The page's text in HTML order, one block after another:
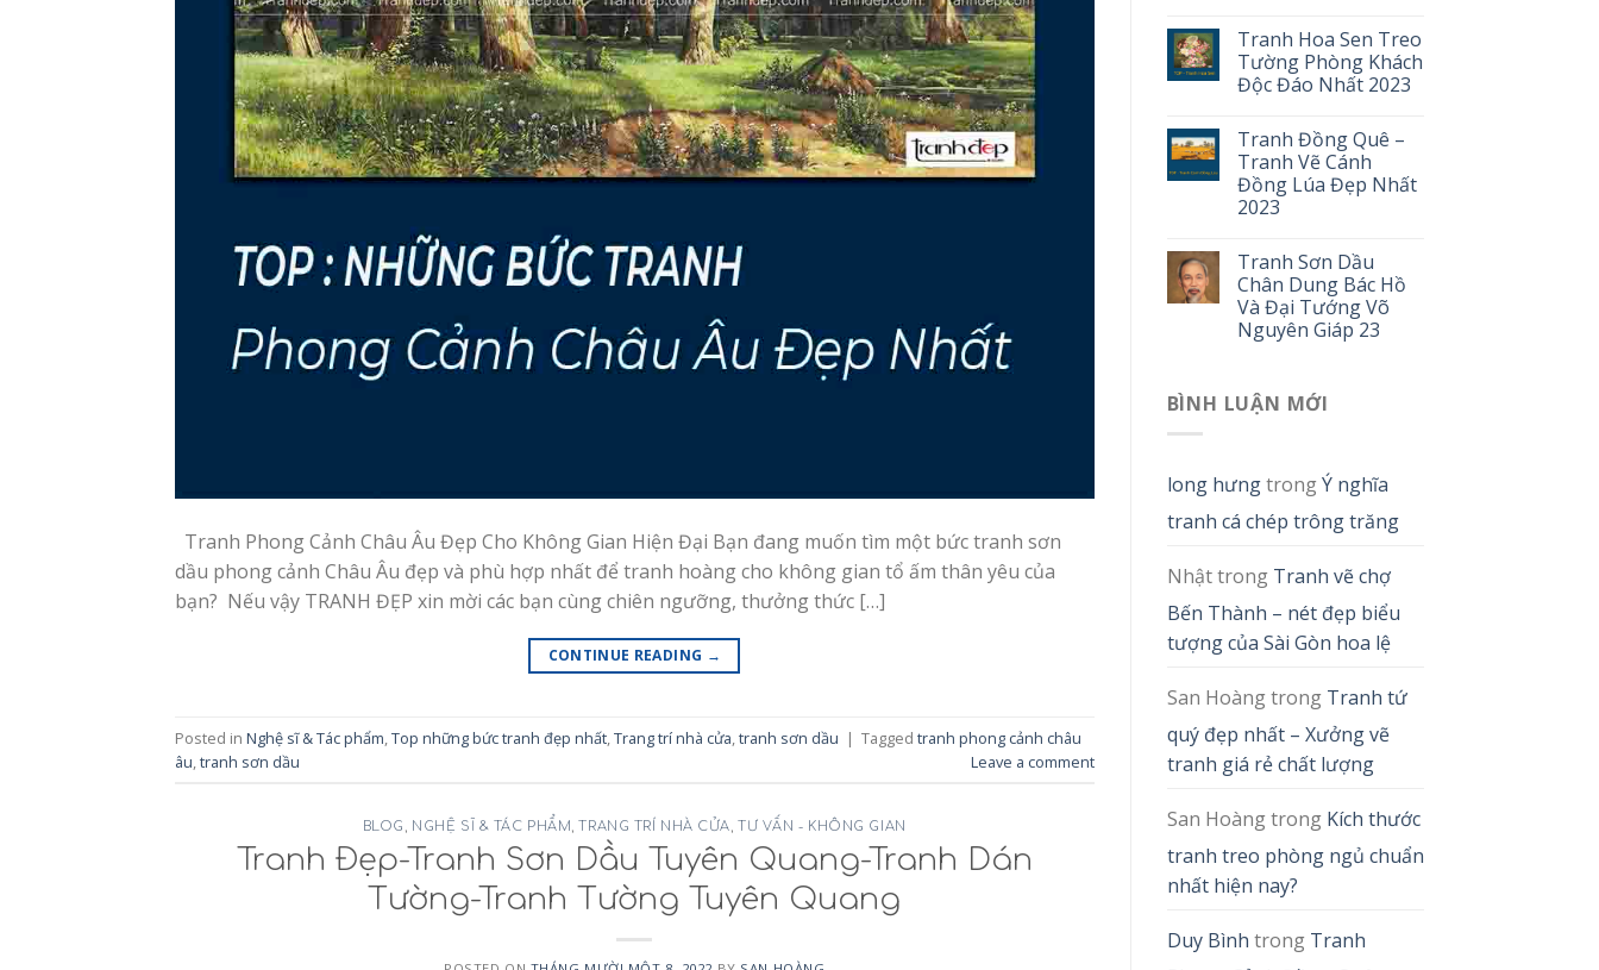
Tranh Phong Cảnh Châu Âu Đẹp Cho Không Gian Hiện Đại Bạn đang muốn tìm một bức tranh sơn
dầu phong cảnh Châu Âu đẹp và phù hợp nhất để tranh hoàng cho không gian tổ ấm thân yêu của
bạn? Nếu vậy TRANH ĐẸP xin mời các bạn cùng chiên ngưỡng, thưởng thức […]
CONTINUE READING →
Posted in Nghệ sĩ & Tác phẩm,Top những bức tranh đẹp nhất,Trang trí nhà cửa,tranh sơn dầu | Tagged tranh phong cảnh châu
âu,tranh sơn dầu Leave a comment
BLOG , NGHỆ SĨ & TÁC PHẨM, TRANG TRÍ NHÀ CỬA, TƯ VẤN - KHÔNG GIAN
Tranh Đẹp-Tranh Sơn Dầu Tuyên Quang-Tranh Dán
Tường-Tranh Tường Tuyên Quang
Tranh Hoa Sen Treo
Tường Phòng Khách
Độc Đáo Nhất 2023
Tranh Đồng Quê –
Tranh Vẽ Cánh
Đồng Lúa Đẹp Nhất
2023
Tranh Sơn Dầu
Chân Dung Bác Hồ
Và Đại Tướng Võ
Nguyên Giáp 23
BÌNH LUẬN MỚI
long hưngtrongÝ nghĩa
tranh cá chép trông trăng
Nhậttrong Tranh vẽ chợ
Bến Thành – nét đẹp biểu
tượng của Sài Gòn hoa lệ
San Hoàngtrong Tranh tứ
quý đẹp nhất – Xưởng vẽ
tranh giá rẻ chất lượng
San Hoàngtrong Kích thước
tranh treo phòng ngủ chuẩn
nhất hiện nay?
Duy Bình trong Tranh